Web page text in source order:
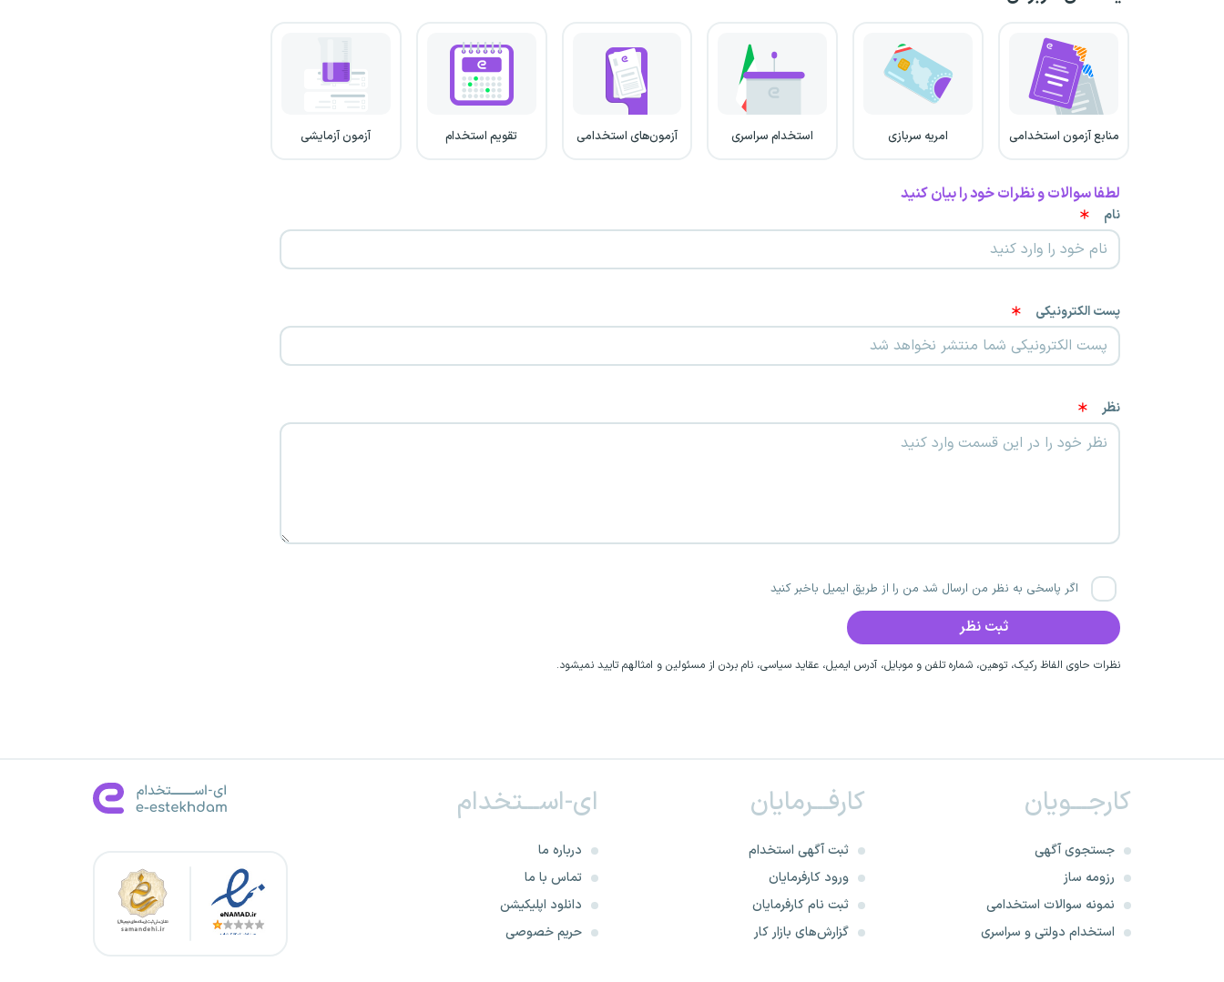
منابع آزمون استخدامی امریه سربازی استخدام سراسری آزمون‌های استخدامی تقویم استخدام آزمون آزمایشی
لطفا سوالات و نظرات خود را بیان کنید
نام
پست الکترونیکی
نظر
اگر پاسخی به نظر من ارسال شد من را از طریق ایمیل باخبر کنید
نظرات حاوی الفاظ رکیک، توهین، شماره تلفن و موبایل، آدرس ایمیل، عقاید سیاسی، نام بردن از مسئولین و امثالهم تایید نمیشود.
کارجـــویان
جستجوی آگهی
رزومه ساز
نمونه سوالات استخدامی
استخدام دولتی و سراسری
کارفـــرمایان
ثبت آگهی استخدام
ورود کارفرمایان
ثبت نام کارفرمایان
گزارش‌های بازار کار
ای-اســـتخدام
درباره ما
تماس با ما
دانلود اپلیکیشن
حریم خصوصی